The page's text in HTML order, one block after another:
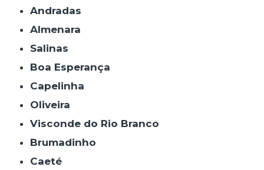
Andradas
Almenara
Salinas
Boa Esperança
Capelinha
Oliveira
Visconde do Rio Branco
Brumadinho
Caeté